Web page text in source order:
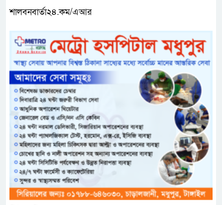
শালবনবার্তা২৪.কম/এআর